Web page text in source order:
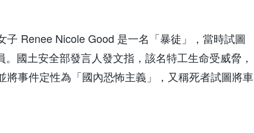
子 Renee Nicole Good 是一名「暴徒」，當時試圖
國土安全部發言人發文指，該名特工生命受威脅，
將事件定性為「國內恐怖主義」，又稱死者試圖將車